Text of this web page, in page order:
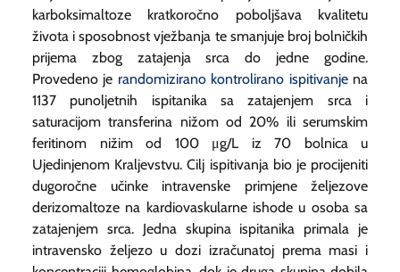
karboksimaltoze kratkoročno poboljšava kvalitetu
života i sposobnost vježbanja te smanjuje broj bolničkih
prijema zbog zatajenja srca do jedne godine.
Provedeno je randomizirano kontrolirano ispitivanjena
1137 punoljetnih ispitanika sa zatajenjem srca i
saturacijom transferina nižom od 20% ili serumskim
feritinom nižim od 100 μg/L iz 70 bolnica u
Ujedinjenom Kraljevstvu. Cilj ispitivanja bio je procijeniti
dugoročne učinke intravenske primjene željezove
derizomaltoze na kardiovaskularne ishode u osoba sa
zatajenjem srca. Jedna skupina ispitanika primala je
intravensko željezo u dozi izračunatoj prema masi i